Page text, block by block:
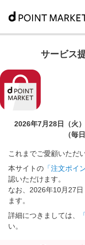
サービス
2026年7月28日（火
（毎
これまでご愛顧いただ
本サイトの 「注文ポイ
認いただけます。
なお、2026年10月27
ます。
詳細につきましては、
い。